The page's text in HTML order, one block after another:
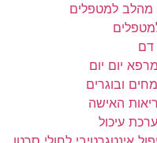
מהלב למטפלים
דם
יום יום
ובוגרים
האישה
עיכול
הלקוחות